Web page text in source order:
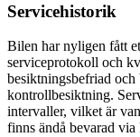
Servicehistorik
Bilen har nyligen fått
serviceprotokoll och
besiktningsbefriad och
kontrollbesiktning.
intervaller, vilket är
finns ändå bevarad